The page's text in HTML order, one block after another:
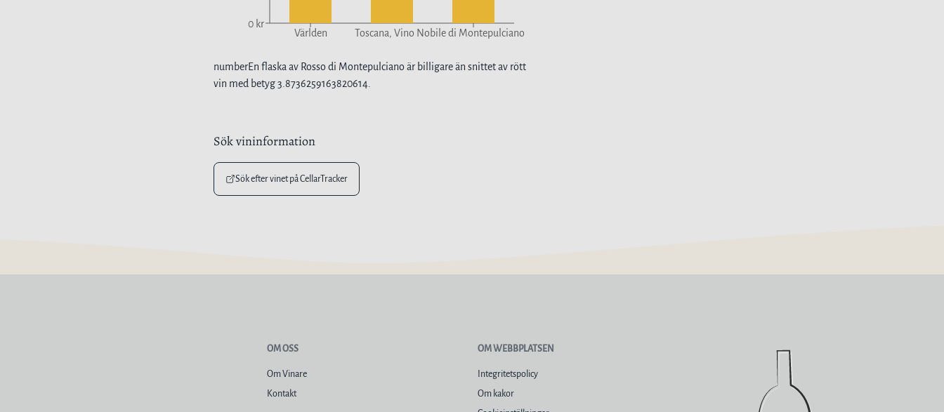
0 kr
Världen Toscana, Vino Nobile di Montepulciano
numberEn flaska av Rosso di Montepulciano är billigareän snittet av rött
vin med betyg3.8736259163820614
Sök vininformation
Sök efter vinet på CellarTracker
OM OSS
Om Vinare
Kontakt
OM WEBBPLATSEN
Integritetspolicy
Om kakor